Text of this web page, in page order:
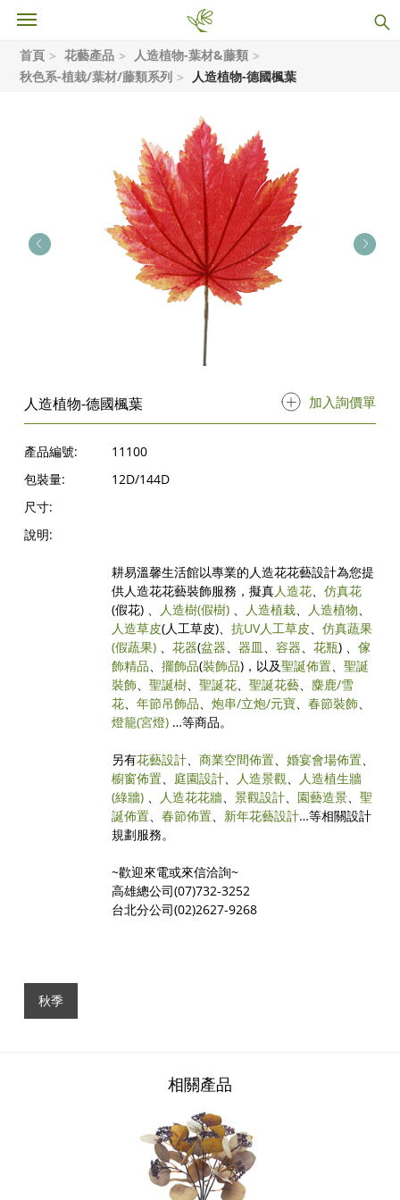
首頁 花藝產品
人造植物-葉材&藤類
秋色系-植栽/葉材/藤類系列
人造植物-德國楓葉
人造植物-德國楓葉 加入詢價單
產品編號:
11100
包裝量:
12D/144D
尺寸:
說明:
耕易溫馨生活館以專業的人造花花藝設計為您提
供人造花花藝裝飾服務，擬真人造花、仿真花
(假花) 、 人造樹(假樹) 、 人造植栽、 人造植物、
人造草皮(人工草皮)、抗UV人工草皮、仿真蔬果
(假蔬果) 、花器(盆器、器皿、容器、花瓶) 、傢
飾精品、擺飾品(裝飾品)，以及聖誕佈置、聖誕
裝飾、聖誕樹、聖誕花、聖誕花藝、 麋鹿/雪
花、年節吊飾品、炮串/立炮/元寶、春節裝飾、
燈籠(宮燈) …等商品。
另有花藝設計、商業空間佈置、婚宴會場佈置、
櫥窗佈置、 庭園設計、 人造景觀、 人造植生牆
(綠牆) 、 人造花花牆、景觀設計、 園藝造景、聖
誕佈置、春節佈置、 新年花藝設計…等相關設計
規劃服務。
~歡迎來電或來信洽詢~
高雄總公司(07)732-3252
台北分公司(02)2627-9268
秋季
相關產品